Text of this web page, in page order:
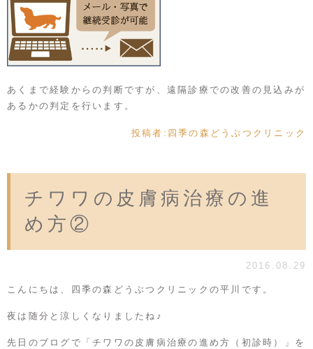
あくまで経験からの判断ですが、遠隔診療での改善の見込みが
あるかの判定を行います。
投稿者: 四季の森どうぶつクリニック
チワワの皮膚病治療の進
め方②
2016.08.29
こんにちは、四季の森どうぶつクリニックの平川です。
夜は随分と涼しくなりましたね♪
先日のブログで「 チワワの皮膚病治療の進め方（初診時）
」を